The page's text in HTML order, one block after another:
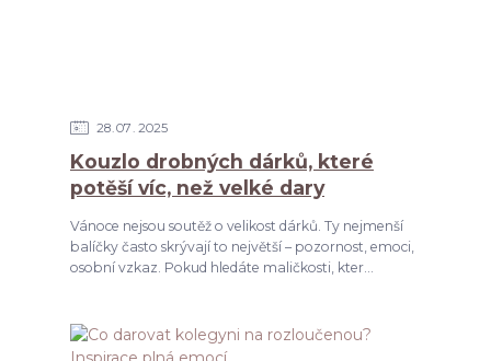
28 07 2025
Kouzlo drobných dárků, které
potěší víc, než velké dary
Vánoce nejsou soutěž o velikost dárků. Ty nejmenší
balíčky často skrývají to největší – pozornost, emoci,
osobní vzkaz. Pokud hledáte maličkosti, kter...